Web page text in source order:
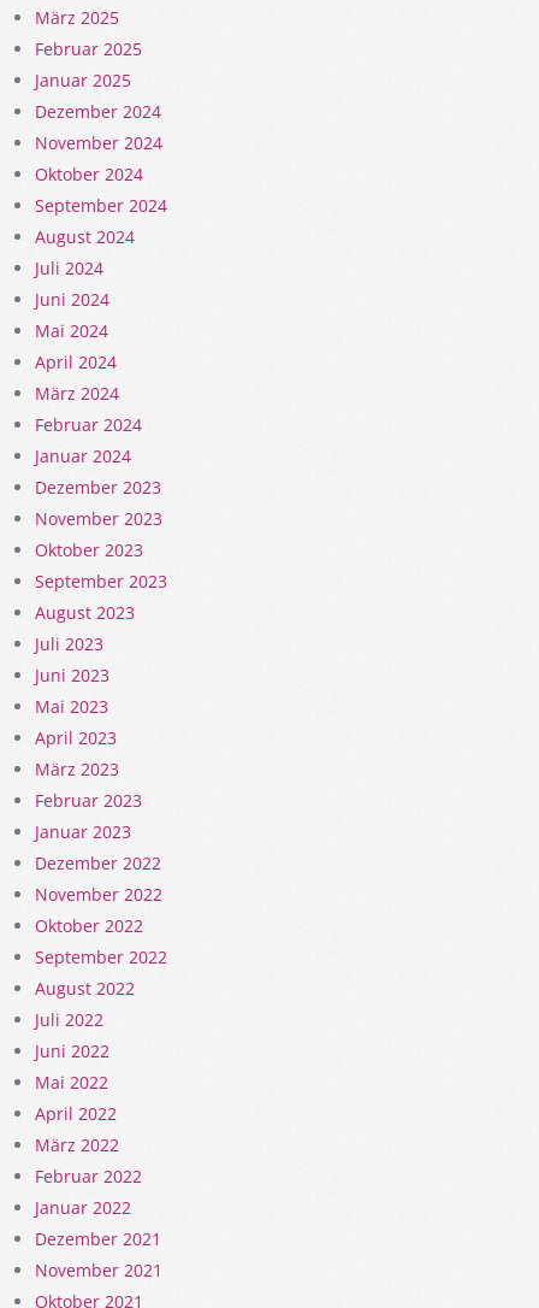
März 2025
Februar 2025
Januar 2025
Dezember 2024
November 2024
Oktober 2024
September 2024
August 2024
Juli 2024
Juni 2024
Mai 2024
April 2024
März 2024
Februar 2024
Januar 2024
Dezember 2023
November 2023
Oktober 2023
September 2023
August 2023
Juli 2023
Juni 2023
Mai 2023
April 2023
März 2023
Februar 2023
Januar 2023
Dezember 2022
November 2022
Oktober 2022
September 2022
August 2022
Juli 2022
Juni 2022
Mai 2022
April 2022
März 2022
Februar 2022
Januar 2022
Dezember 2021
November 2021
Oktober 2021